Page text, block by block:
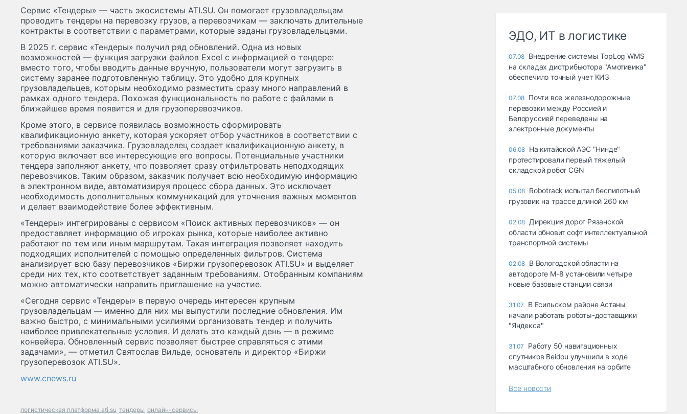
Сервис «Тендеры» — часть экосистемы ATI.SU. Он помогает грузовладельцам
проводить тендеры на перевозку грузов, а перевозчикам — заключать длительные
контракты в соответствии с параметрами, которые заданы грузовладельцами.
В 2025 г. сервис «Тендеры» получил ряд обновлений. Одна из новых
возможностей — функция загрузки файлов Excel с информацией о тендере:
вместо того, чтобы вводить данные вручную, пользователи могут загрузить в
систему заранее подготовленную таблицу. Это удобно для крупных
грузовладельцев, которым необходимо разместить сразу много направлений в
рамках одного тендера. Похожая функциональность по работе с файлами в
ближайшее время появится и для грузоперевозчиков.
Кроме этого, в сервисе появилась возможность сформировать
квалификационную анкету, которая ускоряет отбор участников в соответствии с
требованиями заказчика. Грузовладелец создает квалификационную анкету, в
которую включает все интересующие его вопросы. Потенциальные участники
тендера заполняют анкету, что позволяет сразу отфильтровать неподходящих
перевозчиков. Таким образом, заказчик получает всю необходимую информацию
в электронном виде, автоматизируя процесс сбора данных. Это исключает
необходимость дополнительных коммуникаций для уточнения важных моментов
и делает взаимодействие более эффективным.
«Тендеры» интегрированы с сервисом «Поиск активных перевозчиков» — он
предоставляет информацию об игроках рынка, которые наиболее активно
работают по тем или иным маршрутам. Такая интеграция позволяет находить
подходящих исполнителей с помощью определенных фильтров. Система
анализирует всю базу перевозчиков «Биржи грузоперевозок ATI.SU» и выделяет
среди них тех, кто соответствует заданным требованиям. Отобранным компаниям
можно автоматически направить приглашение на участие.
«Сегодня сервис «Тендеры» в первую очередь интересен крупным
грузовладельцам — именно для них мы выпустили последние обновления. Им
важно быстро, с минимальными усилиями организовать тендер и получить
наиболее привлекательные условия. И делать это каждый день — в режиме
конвейера. Обновленный сервис позволяет быстрее справляться с этими
задачами», — отметил Святослав Вильде, основатель и директор «Биржи
грузоперевозок ATI.SU».
www.cnews.ru
логистическая платформа ati.su тендеры онлайн-сервисы
ЭДО, ИТ в логистике
07.08 Внедрение системы TopLog WMS
на складах дистрибьютора "Амотивика"
обеспечило точный учет КИЗ
07.08 Почти все железнодорожные
перевозки между Россией и
Белоруссией переведены на
электронные документы
06.08 На китайской АЭС "Нинде"
протестировали первый тяжелый
складской робот CGN
05.08 Robotrack испытал беспилотный
грузовик на трассе длиной 260 км
02.08 Дирекция дорог Рязанской
области обновит софт интеллектуальной
транспортной системы
02.08 В Вологодской области на
автодороге М-8 установили четыре
новые базовые станции связи
31.07
В Есильском районе Астаны
начали работать роботы-доставщики
"Яндекса"
31.07
Работу 50 навигационных
спутников Beidou улучшили в ходе
масштабного обновления на орбите
Все новости